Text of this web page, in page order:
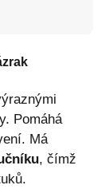
Pomáhá
Má
, čímž